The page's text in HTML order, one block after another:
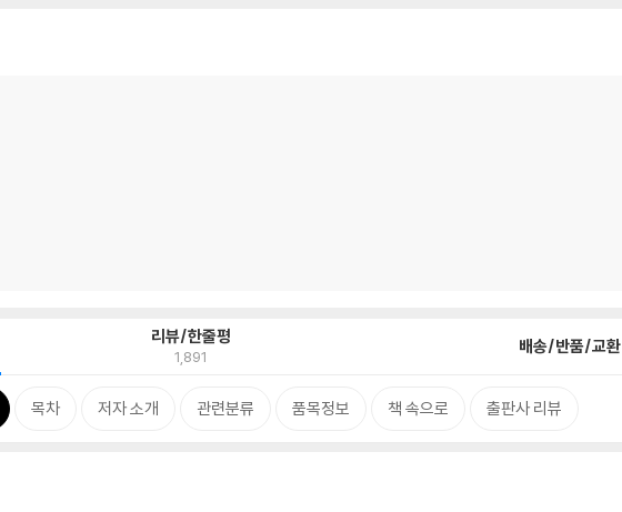
리뷰/한줄평
1,891 배송/반품/교환
목차 저자 소개 관련분류 품목정보 책 속으로 출판사 리뷰